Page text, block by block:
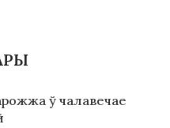
ў чалавечае